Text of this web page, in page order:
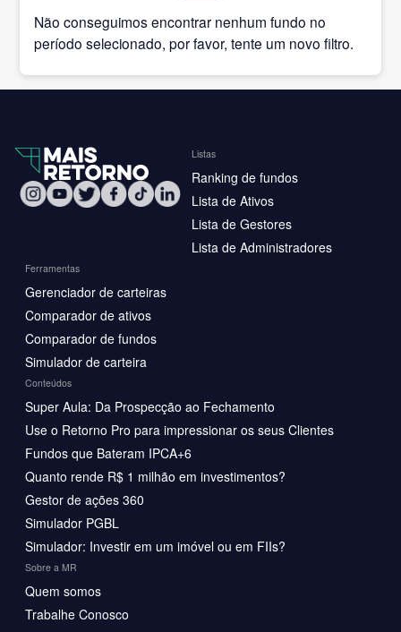
Não conseguimos encontrar nenhum fundo no
período selecionado, por favor, tente um novo filtro.
Listas
Ranking de fundos
Lista de Ativos
Lista de Gestores
Lista de Administradores
Ferramentas
Gerenciador de carteiras
Comparador de ativos
Comparador de fundos
Simulador de carteira
Conteúdos
Super Aula: Da Prospecção ao Fechamento
Use o Retorno Pro para impressionar os seus Clientes
Fundos que Bateram IPCA+6
Quanto rende R$ 1 milhão em investimentos?
Gestor de ações 360
Simulador PGBL
Simulador: Investir em um imóvel ou em FIIs?
Sobre a MR
Quem somos
Trabalhe Conosco